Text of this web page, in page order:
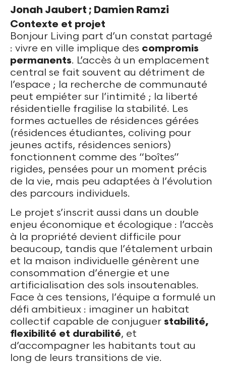
Jonah Jaubert ; Damien Ramzi
Contexte et projet
Bonjour Living part d’un constat partagé
: vivre en ville implique des compromis
permanents. L’accès à un emplacement
central se fait souvent au détriment de
l’espace ; la recherche de communauté
peut empiéter sur l’intimité ; la liberté
résidentielle fragilise la stabilité. Les
formes actuelles de résidences gérées
(résidences étudiantes, coliving pour
jeunes actifs, résidences seniors)
fonctionnent comme des “boîtes”
rigides, pensées pour un moment précis
de la vie, mais peu adaptées à l’évolution
des parcours individuels.
Le projet s’inscrit aussi dans un double
enjeu économique et écologique : l’accès
à la propriété devient difficile pour
beaucoup, tandis que l’étalement urbain
et la maison individuelle génèrent une
consommation d’énergie et une
artificialisation des sols insoutenables.
Face à ces tensions, l’équipe a formulé un
défi ambitieux : imaginer un habitat
collectif capable de conjuguer stabilité,
flexibilité et durabilité, et
d’accompagner les habitants tout au
long de leurs transitions de vie.